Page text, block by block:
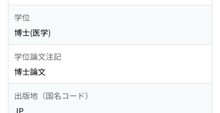
学位
博士(医学)
学位論文注記
博士論文
出版地（国名コード）
JP